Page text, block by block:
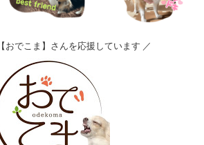
おでこま】さんを応援しています ／